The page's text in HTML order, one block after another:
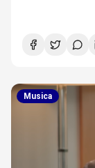
Musica